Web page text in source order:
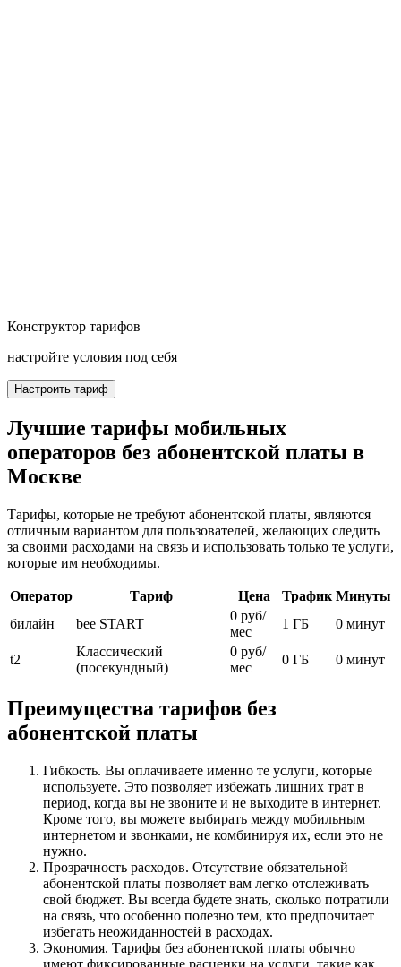
Конструктор тарифов
настройте условия под себя
Настроить тариф
Лучшие тарифы мобильных
операторов без абонентской платы в
Москве
Тарифы, которые не требуют абонентской платы, являются
отличным вариантом для пользователей, желающих следить
за своими расходами на связь и использовать только те услуги,
которые им необходимы.
Оператор Тариф Цена Трафик Минуты
билайн
bee START
0 руб/
мес
1 ГБ 0 минут
t2
Классический
(посекундный)
0 руб/
мес
0 ГБ 0 минут
Преимущества тарифов без
абонентской платы
Гибкость. Вы оплачиваете именно те услуги, которые
используете. Это позволяет избежать лишних трат в
период, когда вы не звоните и не выходите в интернет.
Кроме того, вы можете выбирать между мобильным
интернетом и звонками, не комбинируя их, если это не
нужно.
Прозрачность расходов. Отсутствие обязательной
абонентской платы позволяет вам легко отслеживать
свой бюджет. Вы всегда будете знать, сколько потратили
на связь, что особенно полезно тем, кто предпочитает
избегать неожиданностей в расходах.
Экономия. Тарифы без абонентской платы обычно
имеют фиксированные расценки на услуги, такие как